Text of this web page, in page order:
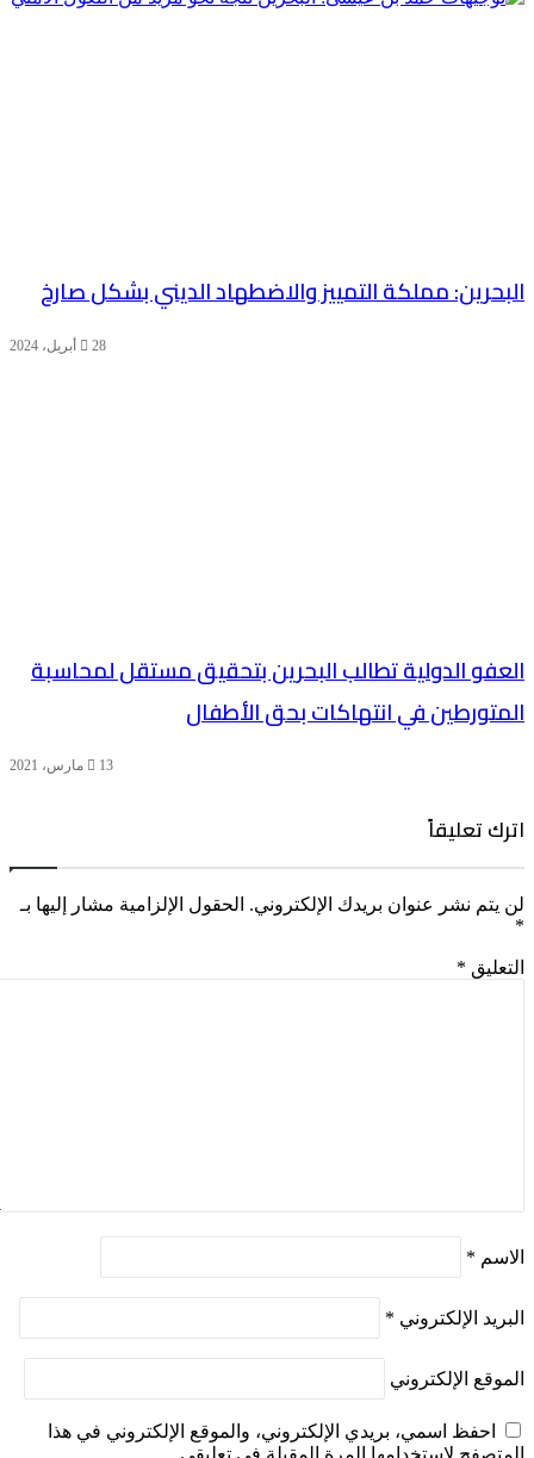
البحرين: مملكة التمييز والاضطهاد الديني بشكل صارخ
28 أبريل، 2024
العفو الدولية تطالب البحرين بتحقيق مستقل لمحاسبة
المتورطين في انتهاكات بحق الأطفال
13 مارس، 2021
اترك تعليقاً
لن يتم نشر عنوان بريدك الإلكتروني.
الحقول الإلزامية مشار إليها بـ
*
التعليق *
الاسم *
البريد الإلكتروني *
الموقع الإلكتروني
احفظ اسمي، بريدي الإلكتروني، والموقع الإلكتروني في هذا